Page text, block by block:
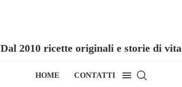
Dal 2010 ricette originali e storie di vita
HOME CONTATTI